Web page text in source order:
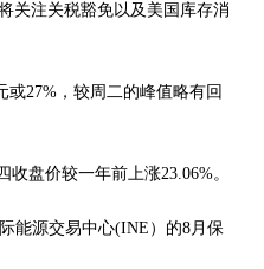
关注关税豁免以及美国库存消
27%，较周二的峰值略有回
盘价较一年前上涨23.06%。
能源交易中心(INE）的8月保